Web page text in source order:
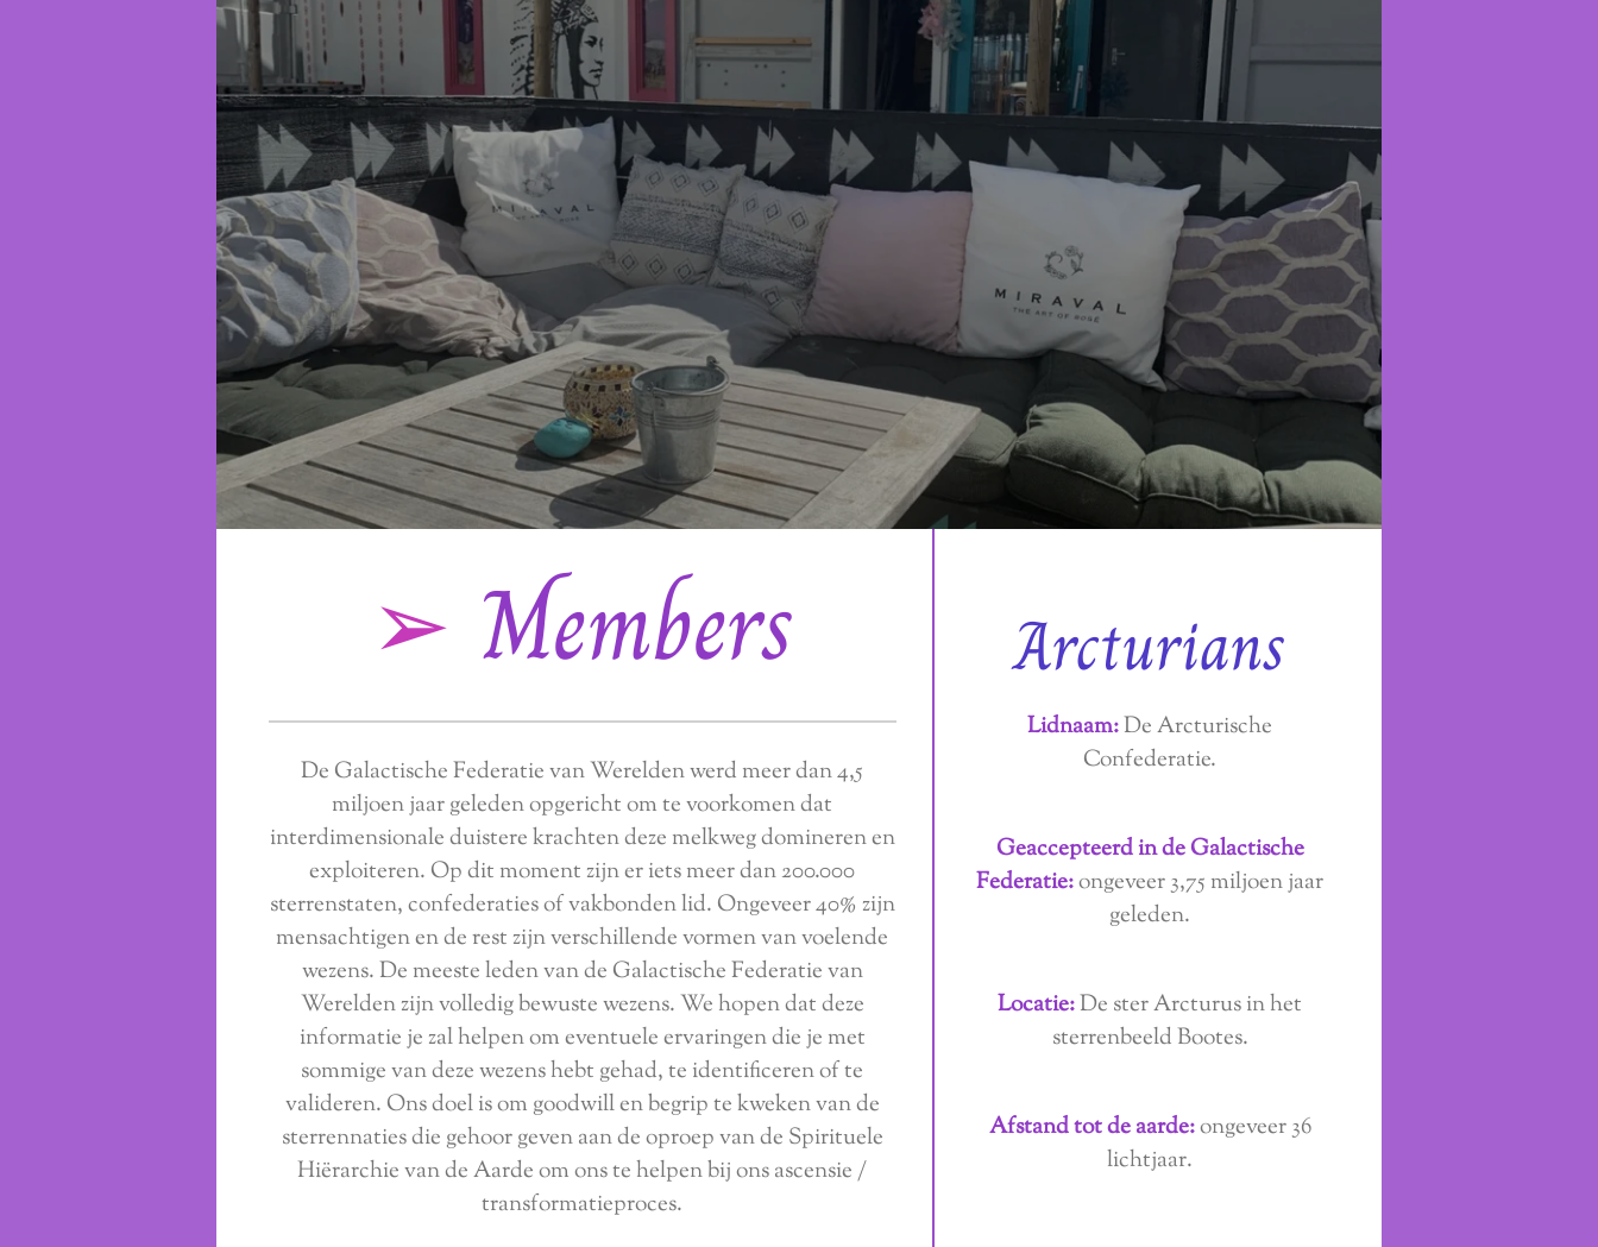
➢ Members
De Galactische Federatie van Werelden werd meer dan 4,5
miljoen jaar geleden opgericht om te voorkomen dat
interdimensionale duistere krachten deze melkweg domineren en
exploiteren. Op dit moment zijn er iets meer dan 200.000
sterrenstaten, confederaties of vakbonden lid. Ongeveer 40% zijn
mensachtigen en de rest zijn verschillende vormen van voelende
wezens. De meeste leden van de Galactische Federatie van
Werelden zijn volledig bewuste wezens. We hopen dat deze
informatie je zal helpen om eventuele ervaringen die je met
sommige van deze wezens hebt gehad, te identificeren of te
valideren. Ons doel is om goodwill en begrip te kweken van de
sterrennaties die gehoor geven aan de oproep van de Spirituele
Hiërarchie van de Aarde om ons te helpen bij ons ascensie /
transformatieproces.
Arcturians
Lidnaam:De Arcturische
Confederatie.
Geaccepteerd in de Galactische
Federatie:ongeveer 3,75 miljoen jaar
geleden.
Locatie:De ster Arcturus in het
sterrenbeeld Bootes.
Afstand tot de aarde:ongeveer 36
lichtjaar.